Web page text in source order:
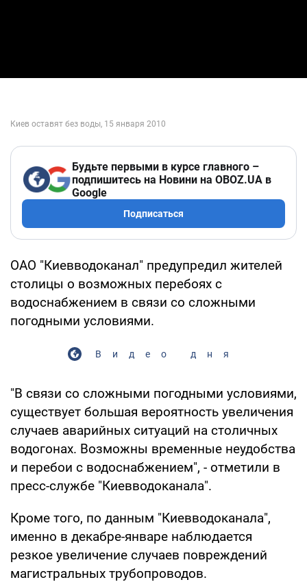
Будьте первыми в курсе главного –
подпишитесь на Новини на OBOZ.UA в
Google
Подписаться
ОАО "Киевводоканал" предупредил жителей
столицы о возможных перебоях с
водоснабжением в связи со сложными
погодными условиями.
Видео дня
"В связи со сложными погодными условиями,
существует большая вероятность увеличения
случаев аварийных ситуаций на столичных
водогонах. Возможны временные неудобства
и перебои с водоснабжением", - отметили в
пресс-службе "Киевводоканала".
Кроме того, по данным "Киевводоканала",
именно в декабре-январе наблюдается
резкое увеличение случаев повреждений
магистральных трубопроводов.